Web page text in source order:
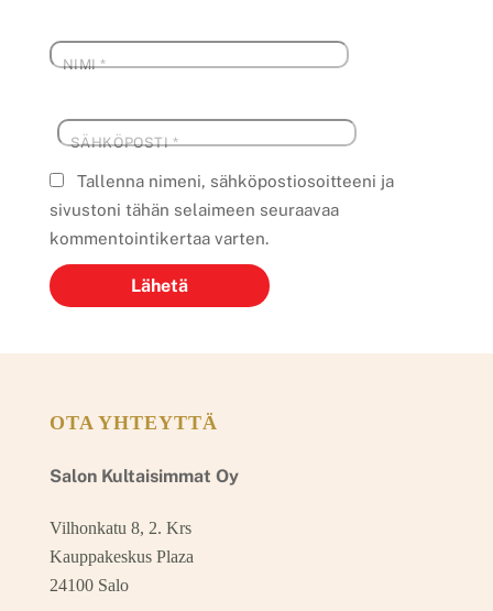
NIMI*
SÄHKÖPOSTI*
Tallenna nimeni, sähköpostiosoitteeni ja
sivustoni tähän selaimeen seuraavaa
kommentointikertaa varten.
OTA YHTEYTTÄ
Salon Kultaisimmat Oy
Vilhonkatu 8, 2. Krs
Kauppakeskus Plaza
24100 Salo